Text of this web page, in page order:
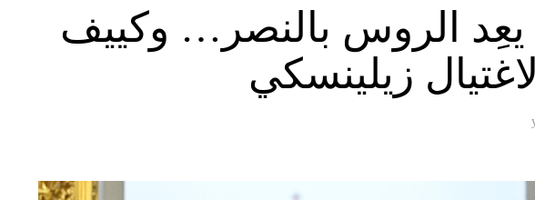
يعِد الروس بالنصر… وكييف
زيلينسكي